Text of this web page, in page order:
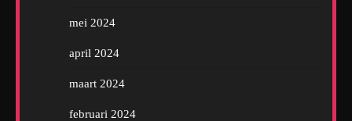
mei 2024
april 2024
maart 2024
februari 2024